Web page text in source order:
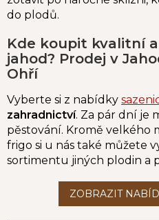
do plodů.
Kde koupit kvalitní
jahod? Prodej v
Ohří
Vyberte si z nabídky
zahradnictví. Za pár dní je
pěstování. Kromě velkého
frigo si u nás také můžete
sortimentu jiných plodin a